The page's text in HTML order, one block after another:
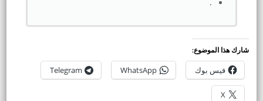
شارك هذا الموضوع:
فيس بوك WhatsApp
Telegram
X